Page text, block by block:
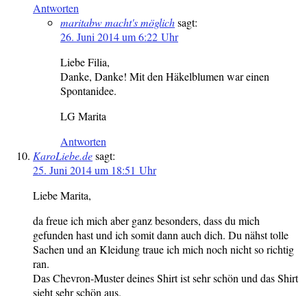
Antworten
maritabw macht's möglichsagt:
26. Juni 2014 um 6:22 Uhr
Liebe Filia,
Danke, Danke! Mit den Häkelblumen war einen
Spontanidee.
LG Marita
Antworten
KaroLiebe.desagt:
25. Juni 2014 um 18:51 Uhr
Liebe Marita,
da freue ich mich aber ganz besonders, dass du mich
gefunden hast und ich somit dann auch dich. Du nähst tolle
Sachen und an Kleidung traue ich mich noch nicht so richtig
ran.
Das Chevron-Muster deines Shirt ist sehr schön und das Shirt
sieht sehr schön aus.